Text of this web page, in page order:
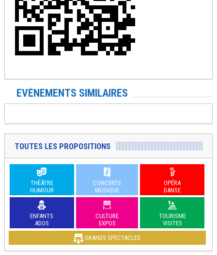
EVÉNEMENTS SIMILAIRES
TOUTES LES PROPOSITIONS
THÉÂTRE
HUMOUR
CONCERTS
MUSIQUE
OPÉRA
DANSE
ENFANTS
ADOS
CULTURE
EXPOS
TOURISME
VISITES
GRANDS SPECTACLES